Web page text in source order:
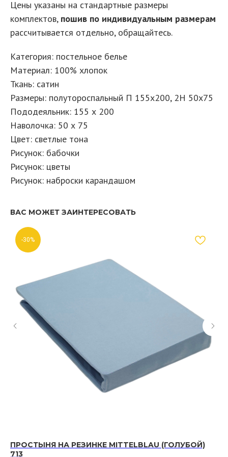
Цены указаны на стандартные размеры
комплектов, пошив по индивидуальным размерам
рассчитывается отдельно, обращайтесь.
Категория: постельное белье
Материал: 100% хлопок
Ткань: сатин
Размеры: полутороспальный П 155х200, 2Н 50х75
Пододеяльник: 155 х 200
Наволочка: 50 х 75
Цвет: светлые тона
Рисунок: бабочки
Рисунок: цветы
Рисунок: наброски карандашом
ВАС МОЖЕТ ЗАИНТЕРЕСОВАТЬ
-30%
ПРОСТЫНЯ НА РЕЗИНКЕ MITTELBLAU (ГОЛУБОЙ)
713